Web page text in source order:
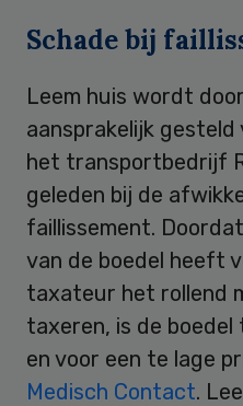
Schade bij
Leem huis wordt
aansprakelijk gesteld
het transportbedrijf
geleden bij de
faillissement.
van de boedel heeft
taxateur het rollend
taxeren, is de
en voor een te lage
Medisch Contact.